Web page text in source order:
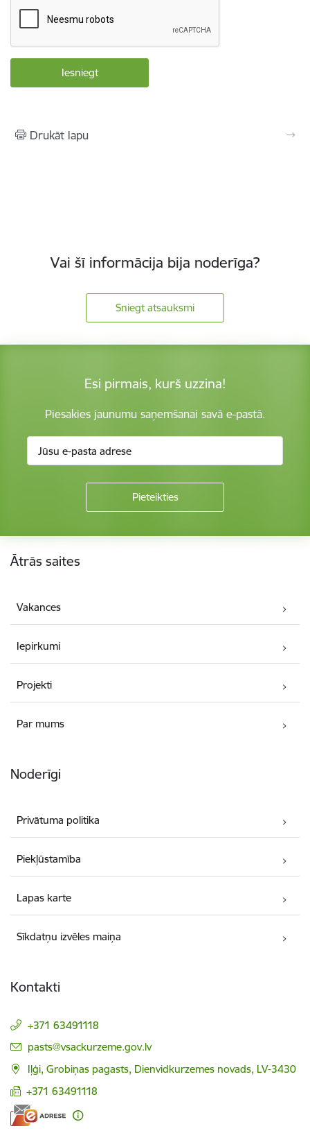
Drukāt lapu
Vai šī informācija bija noderīga?
Sniegt atsauksmi
Esi pirmais, kurš uzzina!
Piesakies jaunumu saņemšanai savā e-pastā.
Kājene
Ātrās saites
Vakances
Iepirkumi
Projekti
Par mums
Noderīgi
Privātuma politika
Piekļūstamība
Lapas karte
Sīkdatņu izvēles maiņa
Kontakti
+371 63491118
E-pasts:
pasts@vsackurzeme.gov.lv
Iļģi, Grobiņas pagasts, Dienvidkurzemes novads, LV-3430
+371 63491118